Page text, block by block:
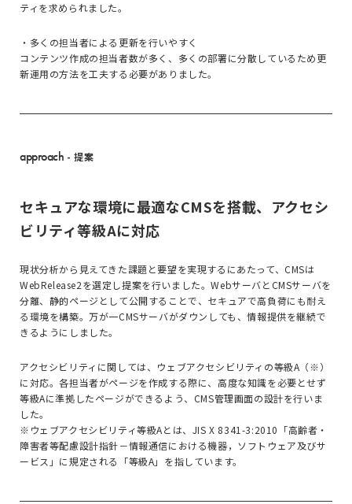
ティを求められました。
・多くの担当者による更新を行いやすく
コンテンツ作成の担当者数が多く、多くの部署に分散しているため更
新運用の方法を工夫する必要がありました。
approach - 提案
セキュアな環境に最適なCMSを搭載、アクセシ
ビリティ等級Aに対応
現状分析から見えてきた課題と要望を実現するにあたって、CMSは
WebRelease2を選定し提案を行いました。WebサーバとCMSサーバを
分離、静的ページとして公開することで、セキュアで高負荷にも耐え
る環境を構築。万が一CMSサーバがダウンしても、情報提供を継続で
きるようにしました。
アクセシビリティに関しては、ウェブアクセシビリティの等級A（※）
に対応。各担当者がページを作成する際に、高度な知識を必要とせず
等級Aに準拠したページができるよう、CMS管理画面の設計を行いま
した。
※ウェブアクセシビリティ等級Aとは、JIS X 8341-3:2010「高齢者・
障害者等配慮設計指針－情報通信における機器，ソフトウェア及びサ
ービス」に規定される「等級A」を指しています。